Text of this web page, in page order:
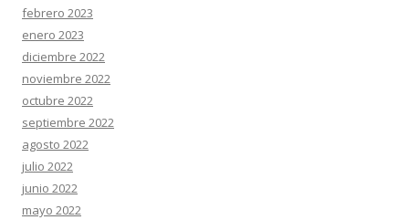
febrero 2023
enero 2023
diciembre 2022
noviembre 2022
octubre 2022
septiembre 2022
agosto 2022
julio 2022
junio 2022
mayo 2022